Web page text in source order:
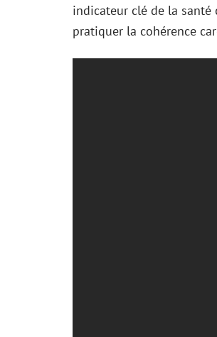
indicateur clé de la santé
pratiquer la cohérence